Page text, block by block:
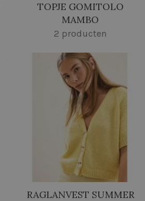
TOPJE GOMITOLO
MAMBO
2 producten
RAGLANVEST SUMMER